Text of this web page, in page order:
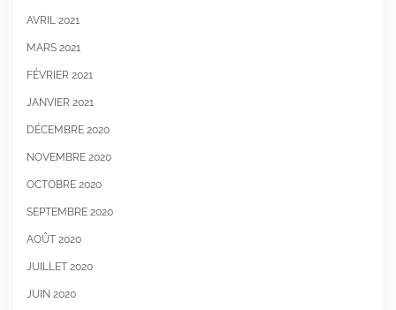
AVRIL 2021
MARS 2021
FÉVRIER 2021
JANVIER 2021
DÉCEMBRE 2020
NOVEMBRE 2020
OCTOBRE 2020
SEPTEMBRE 2020
AOÛT 2020
JUILLET 2020
JUIN 2020